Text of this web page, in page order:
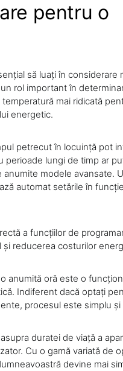
pentru o
să luați în considerare
rol important în
mai ridicată
energetic.
petrecut în locuință pot
lungi de timp ar
modele avansate.
automat setările în
a funcțiilor de
reducerea costurilor
anumită oră este o
Indiferent dacă optați
procesul este simplu și
duratei de viață a
Cu o gamă variată de
devine mai